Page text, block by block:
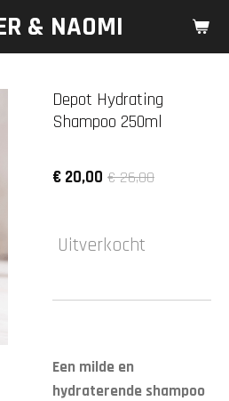
& NAOMI
Depot Hydrating
Shampoo 250ml
€ 20,00 € 26,00
Uitverkocht
Een milde en
hydraterende shampoo